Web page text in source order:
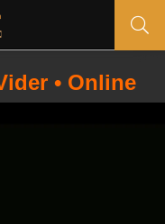
• Online